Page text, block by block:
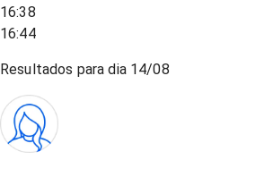
16:38
16:44
Resultados para dia 14/08